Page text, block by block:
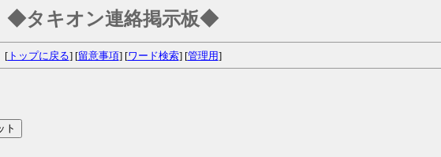
◆タキオン連絡掲示板◆
[トップに戻る] [留意事項] [ワード検索] [管理用]